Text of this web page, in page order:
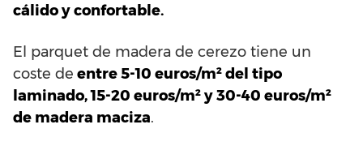
cálido y confortable.
El parquet de madera de cerezo tiene un
coste de entre 5-10 euros/m² del tipo
laminado, 15-20 euros/m² y 30-40 euros/m²
de madera maciza.